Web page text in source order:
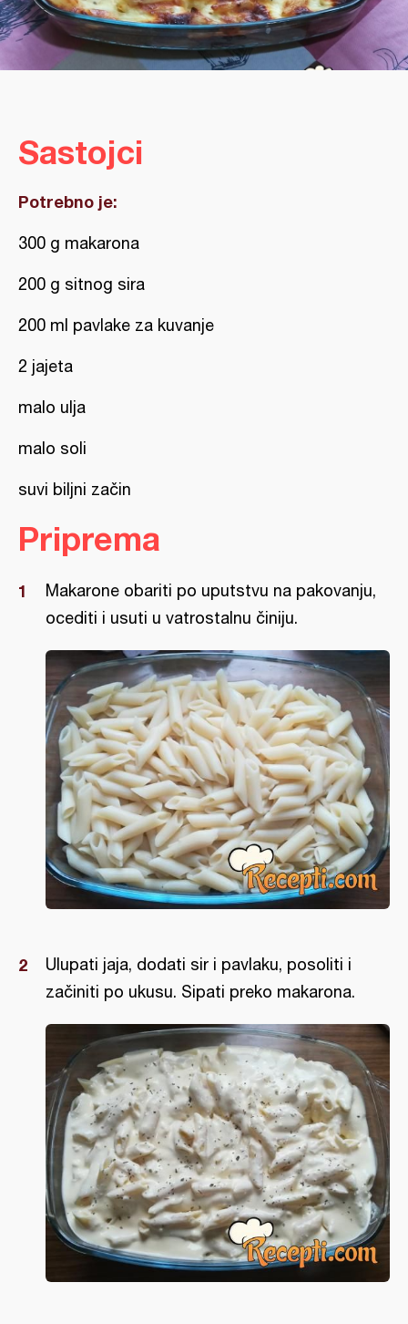
Sastojci
Potrebno je:
300 g makarona
200 g sitnog sira
200 ml pavlake za kuvanje
2 jajeta
malo ulja
malo soli
suvi biljni začin
Priprema
Makarone obariti po uputstvu na pakovanju,
ocediti i usuti u vatrostalnu činiju.
Ulupati jaja, dodati sir i pavlaku, posoliti i
začiniti po ukusu. Sipati preko makarona.